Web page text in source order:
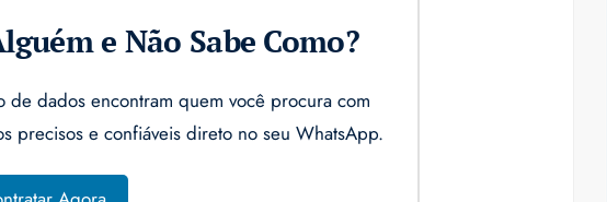
e Não Sabe Como?
de dados encontram quem você procura com
precisos e confiáveis direto no seu WhatsApp.